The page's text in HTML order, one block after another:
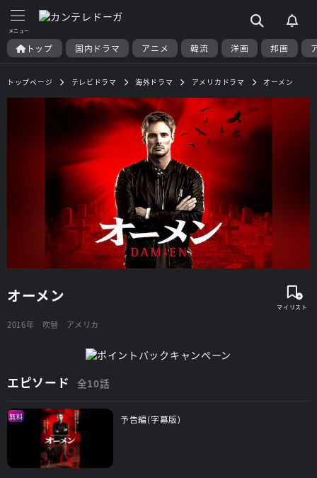
トップ 国内ドラマ アニメ 韓流 洋画 邦画
トップページ テレビドラマ 海外ドラマ アメリカドラマ オーメン
オーメン
2016年 吹替 アメリカ
エピソード 全10話
無料 予告編(字幕版)